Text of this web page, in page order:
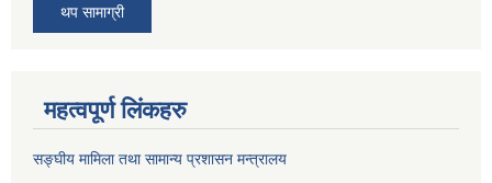
थप सामाग्री
महत्वपूर्ण लिंकहरु
सङ्‍घीय मामिला तथा सामान्य प्रशासन मन्त्रालय